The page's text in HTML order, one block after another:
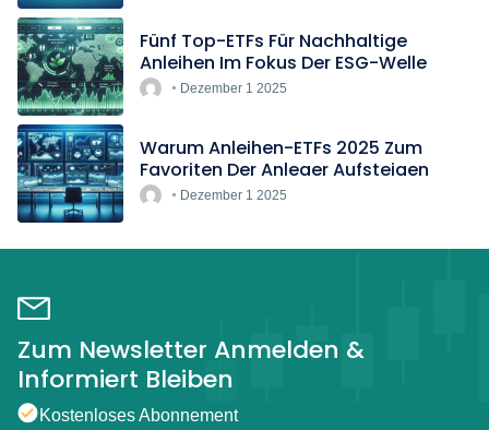
Fünf Top-ETFs Für Nachhaltige
Anleihen Im Fokus Der ESG-Welle
Dezember 1 2025
Warum Anleihen-ETFs 2025 Zum
Favoriten Der Anleger Aufsteigen
Dezember 1 2025
Zum Newsletter Anmelden &
Informiert Bleiben
Kostenloses Abonnement